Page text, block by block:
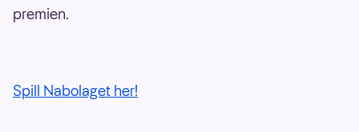
premien.
Spill Nabolaget her!